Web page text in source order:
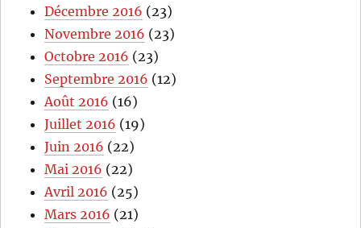
Décembre 2016 (23)
Novembre 2016 (23)
Octobre 2016 (23)
Septembre 2016 (12)
Août 2016 (16)
Juillet 2016 (19)
Juin 2016 (22)
Mai 2016 (22)
Avril 2016 (25)
Mars 2016 (21)